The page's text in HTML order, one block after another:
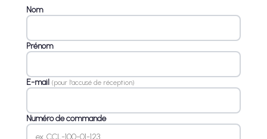
Nom
Prénom
E-mail (pour l'accusé de réception)
Numéro de commande